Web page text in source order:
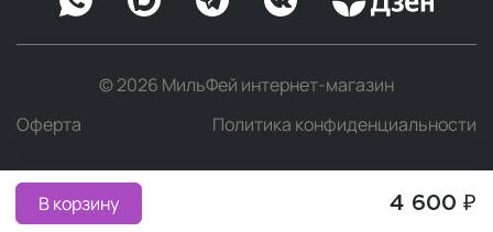
В корзину 4 600 ₽
© 2026 МильФей интернет-магазин
Оферта
Политика конфиденциальности